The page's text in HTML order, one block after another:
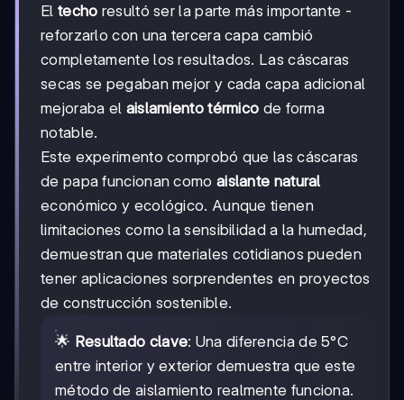
El techo resultó ser la parte más importante -
reforzarlo con una tercera capa cambió
completamente los resultados. Las cáscaras
secas se pegaban mejor y cada capa adicional
mejoraba el aislamiento térmico de forma
notable.
Este experimento comprobó que las cáscaras
de papa funcionan como aislante natural
económico y ecológico. Aunque tienen
limitaciones como la sensibilidad a la humedad,
demuestran que materiales cotidianos pueden
tener aplicaciones sorprendentes en proyectos
de construcción sostenible.
🌟 Resultado clave: Una diferencia de 5°C
entre interior y exterior demuestra que este
método de aislamiento realmente funciona.